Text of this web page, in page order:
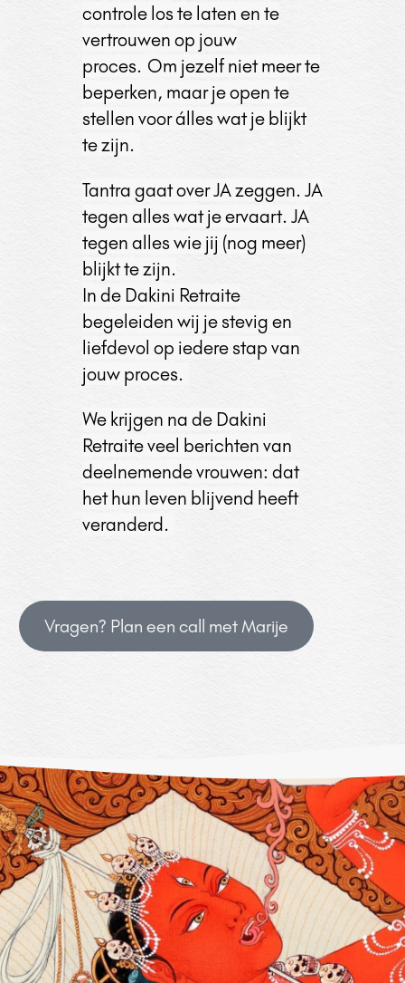
controle los te laten en te
vertrouwen op jouw
proces. Om jezelf niet meer te
beperken, maar je open te
stellen voor álles wat je blijkt
te zijn.
Tantra gaat over JA zeggen. JA
tegen alles wat je ervaart. JA
tegen alles wie jij (nog meer)
blijkt te zijn.
In de Dakini Retraite
begeleiden wij je stevig en
liefdevol op iedere stap van
jouw proces.
We krijgen na de Dakini
Retraite veel berichten van
deelnemende vrouwen: dat
het hun leven blijvend heeft
veranderd.
Vragen? Plan een call met Marije